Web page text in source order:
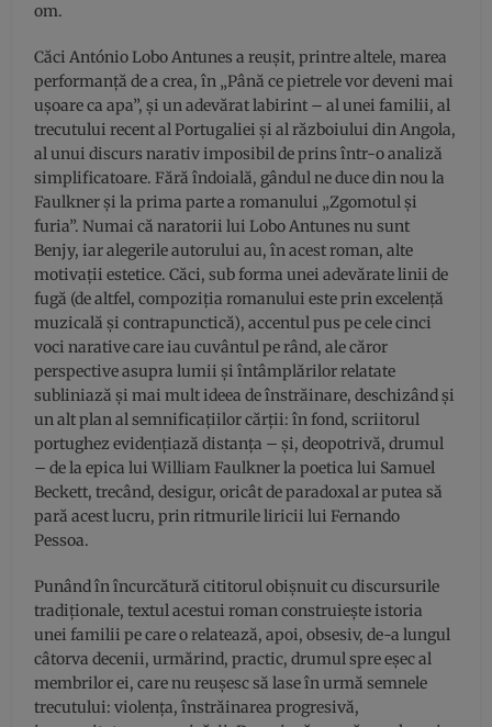
om.
Căci António Lobo Antunes a reușit, printre altele, marea
performanță de a crea, în „Până ce pietrele vor deveni mai
ușoare ca apa”, și un adevărat labirint – al unei familii, al
trecutului recent al Portugaliei și al războiului din Angola,
al unui discurs narativ imposibil de prins într-o analiză
simplificatoare. Fără îndoială, gândul ne duce din nou la
Faulkner și la prima parte a romanului „Zgomotul și
furia”. Numai că naratorii lui Lobo Antunes nu sunt
Benjy, iar alegerile autorului au, în acest roman, alte
motivații estetice. Căci, sub forma unei adevărate linii de
fugă (de altfel, compoziția romanului este prin excelență
muzicală și contrapunctică), accentul pus pe cele cinci
voci narative care iau cuvântul pe rând, ale căror
perspective asupra lumii și întâmplărilor relatate
subliniază și mai mult ideea de înstrăinare, deschizând și
un alt plan al semnificațiilor cărții: în fond, scriitorul
portughez evidențiază distanța – și, deopotrivă, drumul
– de la epica lui William Faulkner la poetica lui Samuel
Beckett, trecând, desigur, oricât de paradoxal ar putea să
pară acest lucru, prin ritmurile liricii lui Fernando
Pessoa.
Punând în încurcătură cititorul obișnuit cu discursurile
tradiționale, textul acestui roman construiește istoria
unei familii pe care o relatează, apoi, obsesiv, de-a lungul
câtorva decenii, urmărind, practic, drumul spre eșec al
membrilor ei, care nu reușesc să lase în urmă semnele
trecutului: violența, înstrăinarea progresivă,